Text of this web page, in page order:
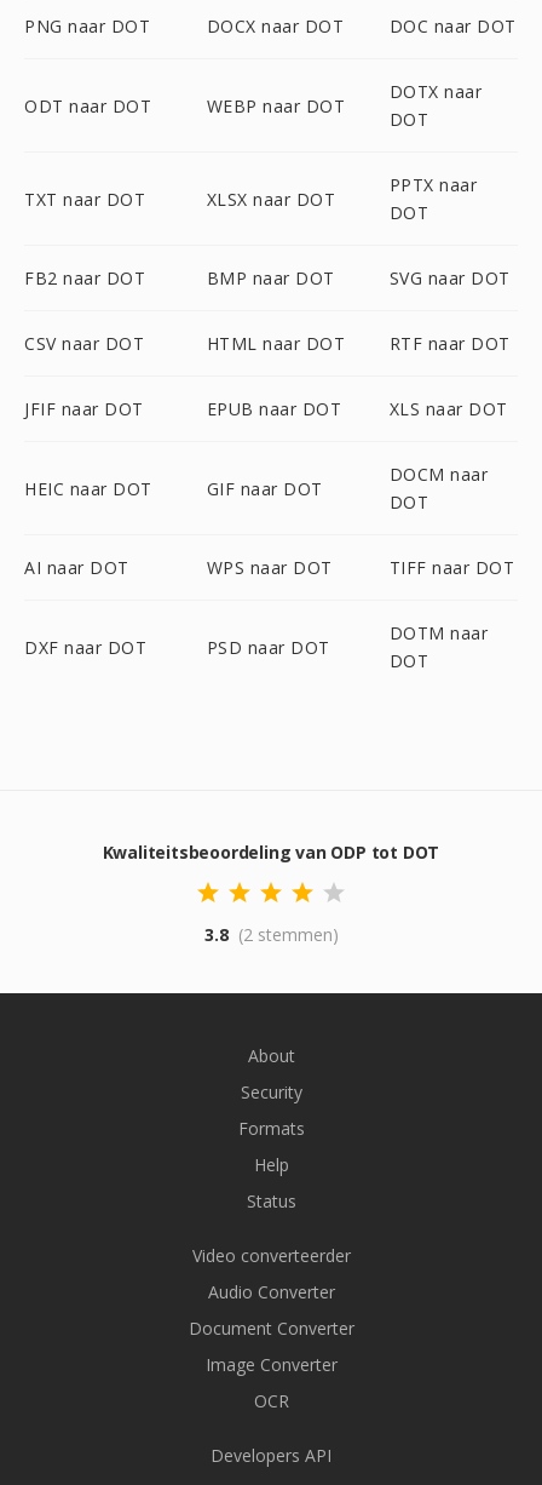
PNG naar DOT DOCX naar DOT DOC naar DOT
ODT naar DOT WEBP naar DOT
DOTX naar
DOT
TXT naar DOT XLSX naar DOT
PPTX naar
DOT
FB2 naar DOT BMP naar DOT SVG naar DOT
CSV naar DOT HTML naar DOT RTF naar DOT
JFIF naar DOT EPUB naar DOT XLS naar DOT
HEIC naar DOT GIF naar DOT
DOCM naar
DOT
AI naar DOT WPS naar DOT TIFF naar DOT
DXF naar DOT PSD naar DOT
DOTM naar
DOT
Kwaliteitsbeoordeling van ODP tot DOT
3.8 (2 stemmen)
About
Security
Formats
Help
Status
Video converteerder
Audio Converter
Document Converter
Image Converter
OCR
Developers API